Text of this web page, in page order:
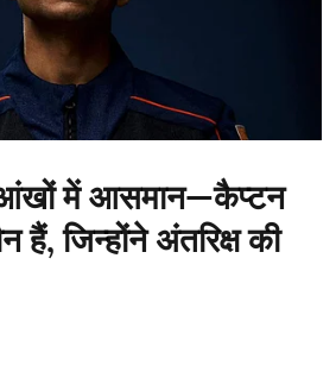
आंखों में आसमान—कैप्टन
हैं, जिन्होंने अंतरिक्ष की